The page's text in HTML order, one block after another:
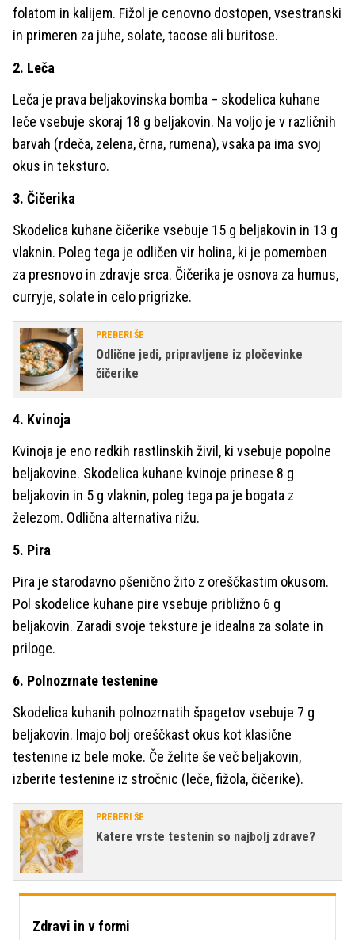
folatom in kalijem. Fižol je cenovno dostopen, vsestranski
in primeren za juhe, solate, tacose ali buritose.
2. Leča
Leča je prava beljakovinska bomba – skodelica kuhane
leče vsebuje skoraj 18 g beljakovin. Na voljo je v različnih
barvah (rdeča, zelena, črna, rumena), vsaka pa ima svoj
okus in teksturo.
3. Čičerika
Skodelica kuhane čičerike vsebuje 15 g beljakovin in 13 g
vlaknin. Poleg tega je odličen vir holina, ki je pomemben
za presnovo in zdravje srca. Čičerika je osnova za humus,
curryje, solate in celo prigrizke.
PREBERI ŠE
Odlične jedi, pripravljene iz pločevinke
čičerike
4. Kvinoja
Kvinoja je eno redkih rastlinskih živil, ki vsebuje popolne
beljakovine. Skodelica kuhane kvinoje prinese 8 g
beljakovin in 5 g vlaknin, poleg tega pa je bogata z
železom. Odlična alternativa rižu.
5. Pira
Pira je starodavno pšenično žito z oreščkastim okusom.
Pol skodelice kuhane pire vsebuje približno 6 g
beljakovin. Zaradi svoje teksture je idealna za solate in
priloge.
6. Polnozrnate testenine
Skodelica kuhanih polnozrnatih špagetov vsebuje 7 g
beljakovin. Imajo bolj oreščkast okus kot klasične
testenine iz bele moke. Če želite še več beljakovin,
izberite testenine iz stročnic (leče, fižola, čičerike).
PREBERI ŠE
Katere vrste testenin so najbolj zdrave?
Zdravi in v formi